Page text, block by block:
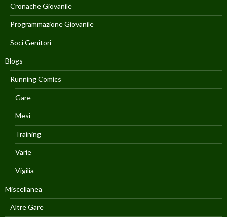
Cronache Giovanile
Programmazione Giovanile
Soci Genitori
Blogs
Running Comics
Gare
Mesi
Training
Varie
Vigilia
Miscellanea
Altre Gare